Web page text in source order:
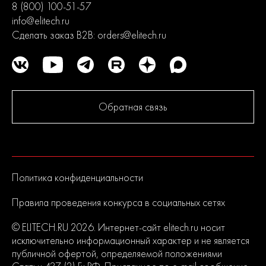
8 (800) 100-51-57
info@elitech.ru
Сделать заказ B2B: orders@elitech.ru
Обратная связь
Политика конфиденциальности
Правила проведения конкурса в социальных сетях
© ELITECH.RU 2026. Интернет-сайт elitech.ru носит
исключительно информационный характер и не является
публичной офертой, определяемой положениями